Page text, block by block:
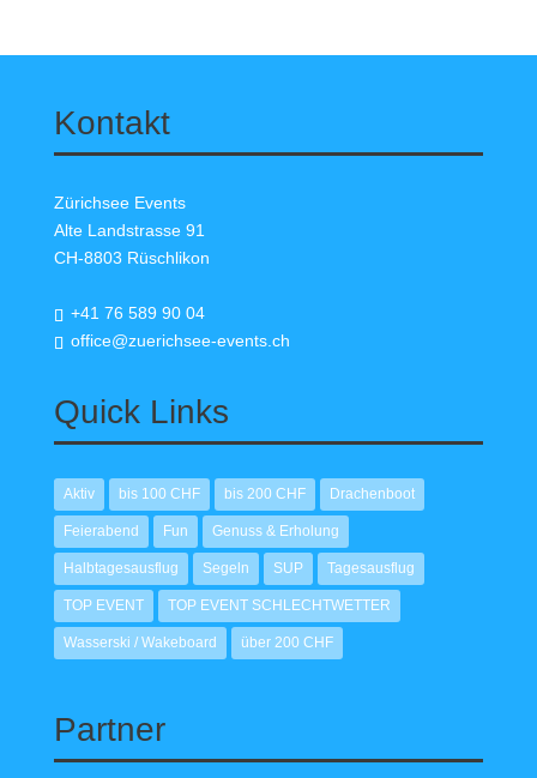
Kontakt
Zürichsee Events
Alte Landstrasse 91
CH-8803 Rüschlikon
+41 76 589 90 04
office@zuerichsee-events.ch
Quick Links
Aktiv bis 100 CHF bis 200 CHF Drachenboot
Feierabend Fun Genuss & Erholung
Halbtagesausflug Segeln SUP Tagesausflug
TOP EVENT TOP EVENT SCHLECHTWETTER
Wasserski / Wakeboard über 200 CHF
Partner